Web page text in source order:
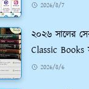
2026/8/7
২০২৬ সালের
Classic Books
2026/8/6